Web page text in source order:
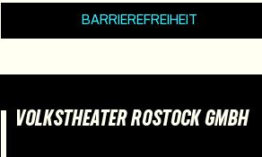
BARRIEREFREIHEIT
VOLKSTHEATER ROSTOCK GMBH